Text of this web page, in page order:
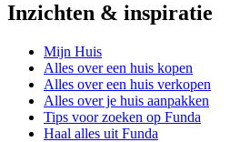
Inzichten & inspiratie
Mijn Huis
Alles over een huis kopen
Alles over een huis verkopen
Alles over je huis aanpakken
Tips voor zoeken op Funda
Haal alles uit Funda